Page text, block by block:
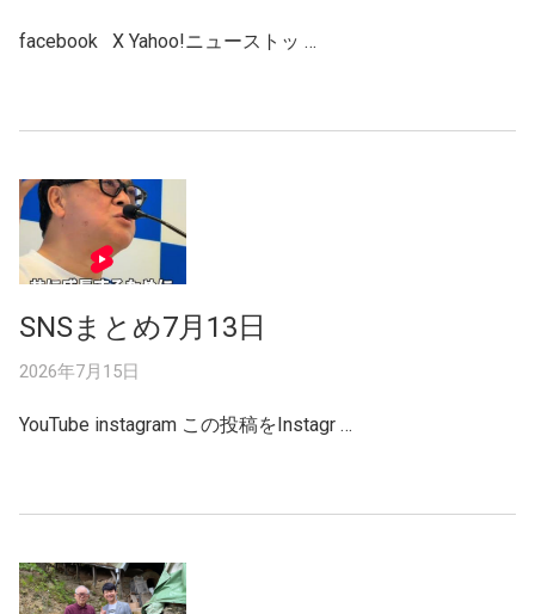
facebook X Yahoo!ニューストッ …
SNSまとめ7月13日
2026年7月15日
YouTube instagram この投稿をInstagr …